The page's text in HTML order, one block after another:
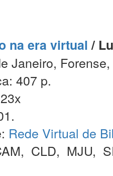
na era virtual/
Janeiro,
407 p.
Rede Virtual de
, CLD, MJU,